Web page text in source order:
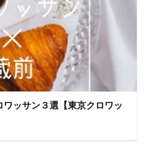
ッサン３選【東京クロワッ